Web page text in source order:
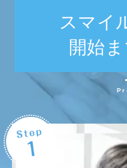
スマイ
開始